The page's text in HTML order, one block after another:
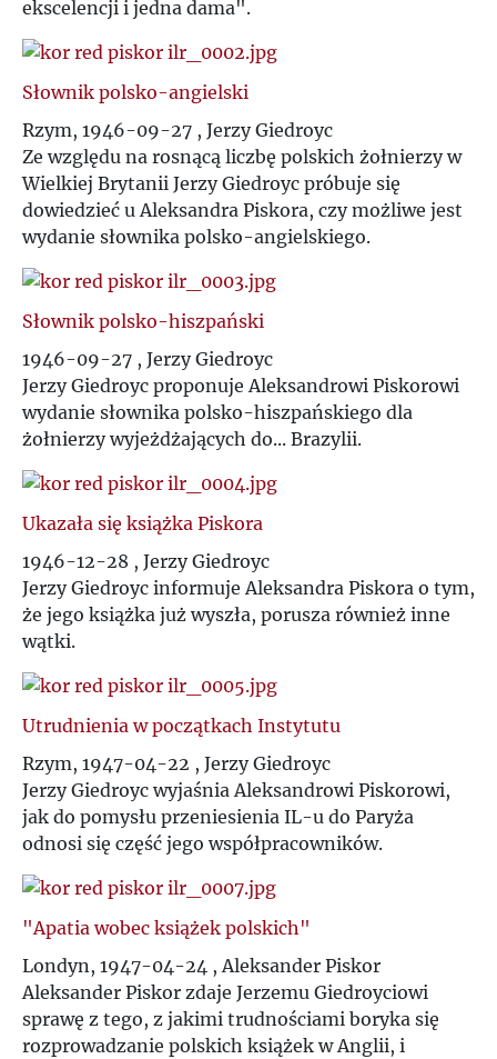
ekscelencji i jedna dama".
Słownik polsko-angielski
Rzym, 1946-09-27 , Jerzy Giedroyc
Ze względu na rosnącą liczbę polskich żołnierzy w
Wielkiej Brytanii Jerzy Giedroyc próbuje się
dowiedzieć u Aleksandra Piskora, czy możliwe jest
wydanie słownika polsko-angielskiego.
Słownik polsko-hiszpański
1946-09-27 , Jerzy Giedroyc
Jerzy Giedroyc proponuje Aleksandrowi Piskorowi
wydanie słownika polsko-hiszpańskiego dla
żołnierzy wyjeżdżających do... Brazylii.
Ukazała się książka Piskora
1946-12-28 , Jerzy Giedroyc
Jerzy Giedroyc informuje Aleksandra Piskora o tym,
że jego książka już wyszła, porusza również inne
wątki.
Utrudnienia w początkach Instytutu
Rzym, 1947-04-22 , Jerzy Giedroyc
Jerzy Giedroyc wyjaśnia Aleksandrowi Piskorowi,
jak do pomysłu przeniesienia IL-u do Paryża
odnosi się część jego współpracowników.
"Apatia wobec książek polskich"
Londyn, 1947-04-24 , Aleksander Piskor
Aleksander Piskor zdaje Jerzemu Giedroyciowi
sprawę z tego, z jakimi trudnościami boryka się
rozprowadzanie polskich książek w Anglii, i